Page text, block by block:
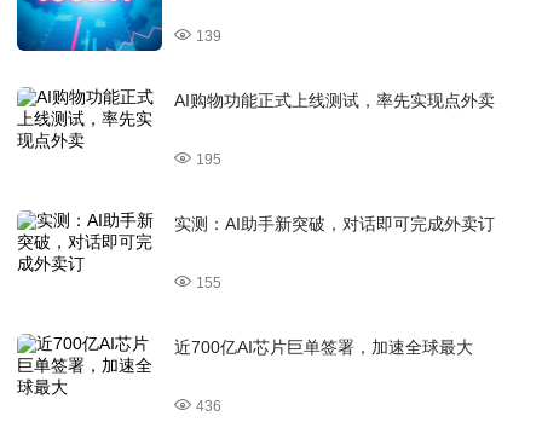
139
AI购物功能正式上线测试，率先实现点外卖
195
实测：AI助手新突破，对话即可完成外卖订
155
近700亿AI芯片巨单签署，加速全球最大
436